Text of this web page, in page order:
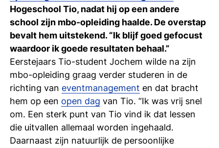
Hogeschool Tio, nadat hij op een andere
school zijn mbo-opleiding haalde. De overstap
bevalt hem uitstekend. “Ik blijf goed gefocust
waardoor ik goede resultaten behaal.”
Eerstejaars Tio-student Jochem wilde na zijn
mbo-opleiding graag verder studeren in de
richting van eventmanagement en dat bracht
hem op een open dag van Tio. “Ik was vrij snel
om. Een sterk punt van Tio vind ik dat lessen
die uitvallen allemaal worden ingehaald.
Daarnaast zijn natuurlijk de persoonlijke